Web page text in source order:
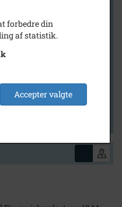
forbedre din
af statistik.
Accepter valgte